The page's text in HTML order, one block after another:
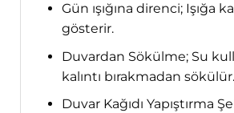
Gün ışığına direnci; Işığa
gösterir.
Duvardan Sökülme; Su
kalıntı bırakmadan sökülür.
Duvar Kağıdı Yapıştırma